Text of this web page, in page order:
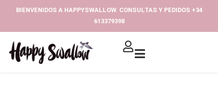
BIENVENIDOS A HAPPYSWALLOW. CONSULTAS Y PEDIDOS +34
613379398‬